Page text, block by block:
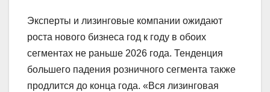
Эксперты и лизинговые компании ожидают
роста нового бизнеса год к году в обоих
сегментах не раньше 2026 года. Тенденция
большего падения розничного сегмента также
продлится до конца года. «Вся лизинговая